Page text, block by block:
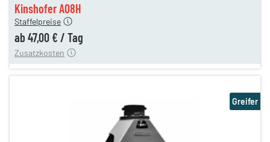
Kinshofer A08H
Staffelpreise
ab 47,00 € / Tag
12,00 €
Zusatzkosten
Greifer